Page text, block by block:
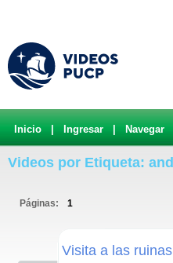
Inicio Ingresar Navegar
Videos por Etiqueta:
Páginas: 1
Visita a las